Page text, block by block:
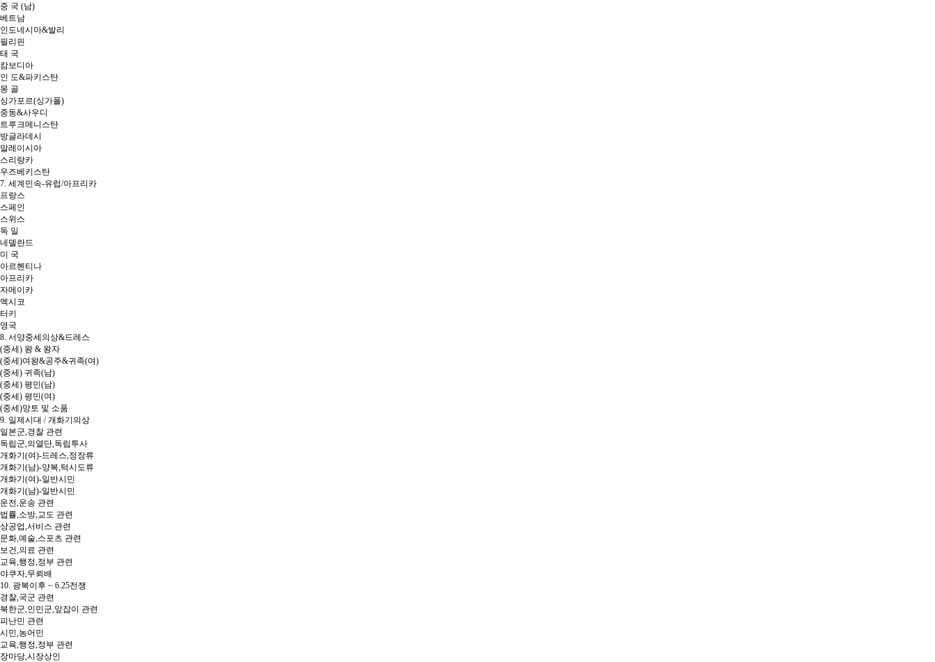
중 국 (남)
베트남
인도네시아&발리
필리핀
태 국
캄보디아
인 도&파키스탄
몽 골
싱가포르(싱가폴)
중동&사우디
트루크메니스탄
방글라데시
말레이시아
스리랑카
우즈베키스탄
7. 세계민속-유럽/아프리카
프랑스
스페인
스위스
독 일
네델란드
미 국
아르헨티나
아프리카
자메이카
멕시코
터키
영국
8. 서양중세의상&드레스
(중세) 왕 & 왕자
(중세)여왕&공주&귀족(여)
(중세) 귀족(남)
(중세) 평민(남)
(중세) 평민(여)
(중세)망토 및 소품
9. 일제시대 / 개화기의상
일본군,경찰 관련
독립군,의열단,독립투사
개화기(여)-드레스,정장류
개화기(남)-양복,턱시도류
개화기(여)-일반시민
개화기(남)-일반시민
운전,운송 관련
법률,소방,교도 관련
상공업,서비스 관련
문화,예술,스포츠 관련
보건,의료 관련
교육,행정,정부 관련
야쿠자,무뢰배
10. 광복이후 ~ 6.25전쟁
경찰,국군 관련
북한군,인민군,앞잡이 관련
피난민 관련
시민,농어민
교육,행정,정부 관련
장마당,시장상인